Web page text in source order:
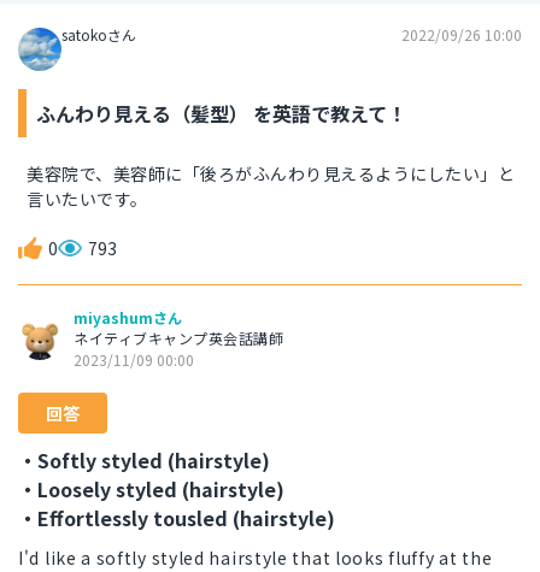
satokoさん 2022/09/26 10:00
ふんわり見える（髪型） を英語で教えて！
美容院で、美容師に「後ろがふんわり見えるようにしたい」と
言いたいです。
0 793
miyashumさん
ネイティブキャンプ英会話講師
2023/11/09 00:00
回答
・Softly styled (hairstyle)
・Loosely styled (hairstyle)
・Effortlessly tousled (hairstyle)
I'd like a softly styled hairstyle that looks fluffy at the